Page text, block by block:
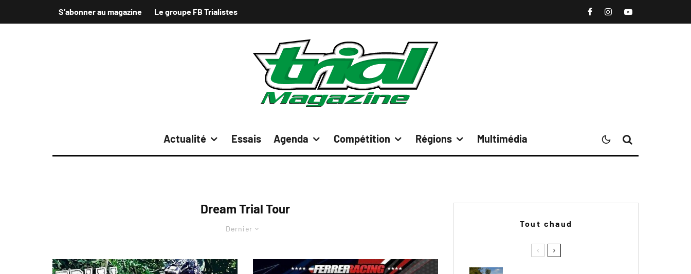
S’abonner au magazine Le groupe FB Trialistes
Actualité Essais Agenda Compétition Régions Multimédia
Dream Trial Tour
Dernier
Tout chaud